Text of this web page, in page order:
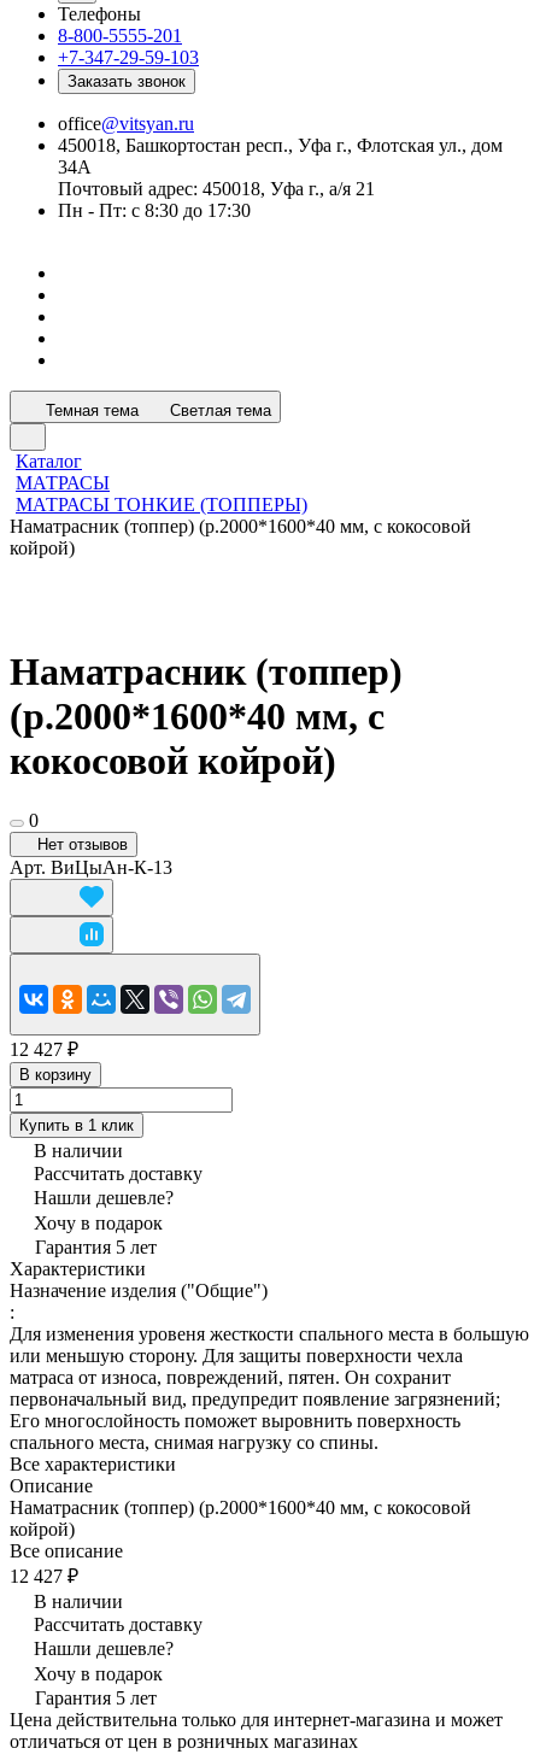
Телефоны
8-800-5555-201
+7-347-29-59-103
Заказать звонок
office@vitsyan.ru
450018, Башкортостан респ., Уфа г., Флотская ул., дом
34А
Почтовый адрес: 450018, Уфа г., а/я 21
Пн - Пт: с 8:30 до 17:30
Темная тема Светлая тема
Каталог
МАТРАСЫ
МАТРАСЫ ТОНКИЕ (ТОППЕРЫ)
Наматрасник (топпер) (р.2000*1600*40 мм, с кокосовой
койрой)
Наматрасник (топпер)
(р.2000*1600*40 мм, с
кокосовой койрой)
0
Нет отзывов
Арт. ВиЦыАн-К-13
12 427 ₽
В корзину
Купить в 1 клик
В наличии
Рассчитать доставку
Нашли дешевле?
Хочу в подарок
Гарантия 5 лет
Характеристики
Назначение изделия ("Общие")
:
Для изменения уровеня жесткости спального места в большую
или меньшую сторону. Для защиты поверхности чехла
матраса от износа, повреждений, пятен. Он сохранит
первоначальный вид, предупредит появление загрязнений;
Его многослойность поможет выровнить поверхность
спального места, снимая нагрузку со спины.
Все характеристики
Описание
Наматрасник (топпер) (р.2000*1600*40 мм, с кокосовой
койрой)
Все описание
12 427 ₽
В наличии
Рассчитать доставку
Нашли дешевле?
Хочу в подарок
Гарантия 5 лет
Цена действительна только для интернет-магазина и может
отличаться от цен в розничных магазинах